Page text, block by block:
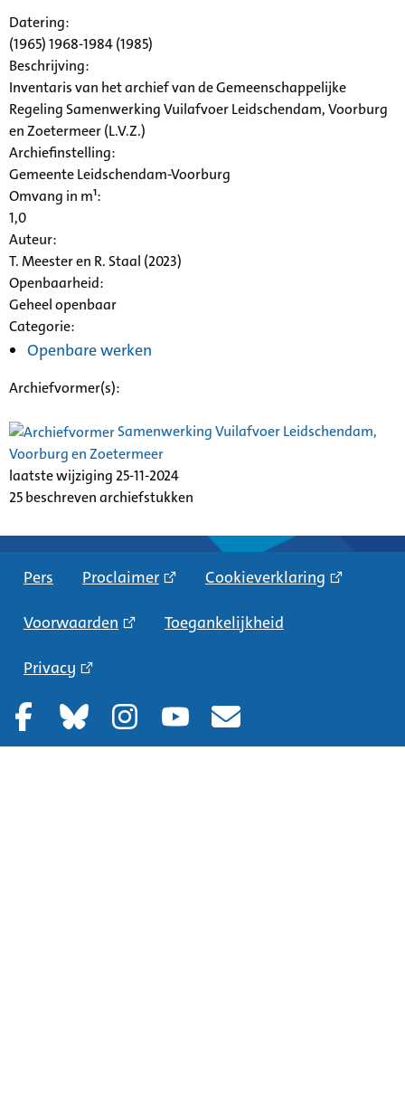
Datering:
(1965) 1968-1984 (1985)
Beschrijving:
Inventaris van het archief van de Gemeenschappelijke
Regeling Samenwerking Vuilafvoer Leidschendam, Voorburg
en Zoetermeer (L.V.Z.)
Archiefinstelling:
Gemeente Leidschendam-Voorburg
Omvang in m¹:
1,0
Auteur:
T. Meester en R. Staal (2023)
Openbaarheid:
Geheel openbaar
Categorie:
Openbare werken
Archiefvormer(s):
Samenwerking Vuilafvoer Leidschendam,
Voorburg en Zoetermeer
laatste wijziging 25-11-2024
25 beschreven archiefstukken
Pers Proclaimer Cookieverklaring
Voorwaarden Toegankelijkheid
Privacy